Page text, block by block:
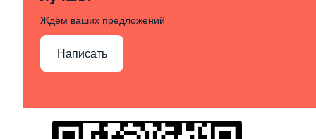
Ждём ваших предложений
Написать